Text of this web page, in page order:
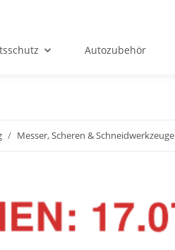
Autozubehör
Messer, Scheren & Schneidwerkzeuge